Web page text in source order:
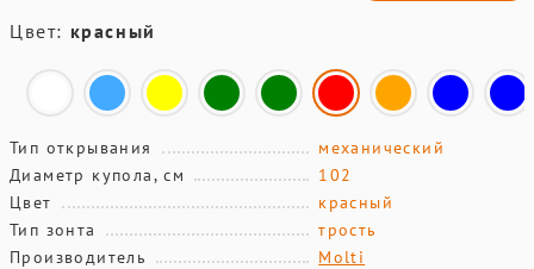
Цвет: красный
Тип открывания
механический
Диаметр купола, см
102
Цвет
красный
Тип зонта
трость
Производитель
Molti